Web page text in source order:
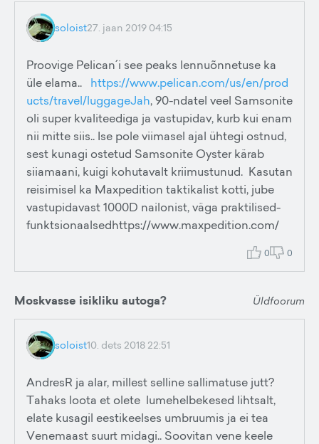
soloist27. jaan 2019 04:15
Proovige Pelican´i see peaks lennuõnnetuse ka
üle elama.. https://www.pelican.com/us/en/prod
ucts/travel/luggageJah, 90-ndatel veel Samsonite
oli super kvaliteediga ja vastupidav, kurb kui enam
nii mitte siis.. Ise pole viimasel ajal ühtegi ostnud,
sest kunagi ostetud Samsonite Oyster kärab
siiamaani, kuigi kohutavalt kriimustunud. Kasutan
reisimisel ka Maxpedition taktikalist kotti, jube
vastupidavast 1000D nailonist, väga praktilised-
funktsionaalsedhttps://www.maxpedition.com/
0 0
Moskvasse isikliku autoga? Üldfoorum
soloist10. dets 2018 22:51
AndresR ja alar, millest selline sallimatuse jutt?
Tahaks loota et olete lumehelbekesed lihtsalt,
elate kusagil eestikeelses umbruumis ja ei tea
Venemaast suurt midagi.. Soovitan vene keele